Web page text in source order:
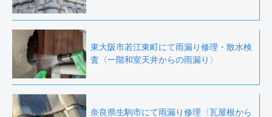
東大阪市若江東町にて雨漏り修理・散水検
査〈一階和室天井からの雨漏り〉
奈良県生駒市にて雨漏り修理〈瓦屋根から